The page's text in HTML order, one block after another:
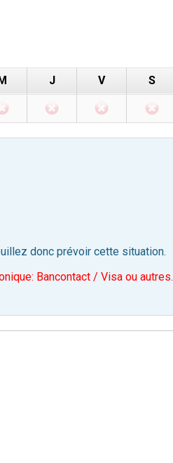
J V S
donc prévoir cette situation.
Bancontact / Visa ou autres.